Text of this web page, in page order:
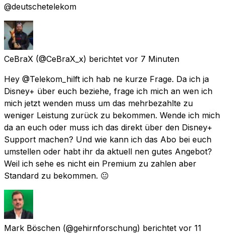
@deutschetelekom
CeBraX (@CeBraX_x) berichtet vor 7 Minuten
Hey @Telekom_hilft ich hab ne kurze Frage. Da ich ja
Disney+ über euch beziehe, frage ich mich an wen ich
mich jetzt wenden muss um das mehrbezahlte zu
weniger Leistung zurück zu bekommen. Wende ich mich
da an euch oder muss ich das direkt über den Disney+
Support machen? Und wie kann ich das Abo bei euch
umstellen oder habt ihr da aktuell nen gutes Angebot?
Weil ich sehe es nicht ein Premium zu zahlen aber
Standard zu bekommen. 😐
Mark Böschen (@gehirnforschung) berichtet vor 11